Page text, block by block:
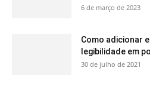
6 de março de 2023
Como adicionar
legibilidade em
30 de julho de 2021